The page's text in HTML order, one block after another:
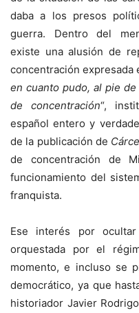
daba a los presos
guerra. Dentro del
existe una alusión de
concentración expresada
en cuanto pudo, al pie
de concentración“,
español entero y
de la publicación de
de concentración de
funcionamiento del
franquista.
Ese interés por
orquestada por el
momento, e incluso se
democrático, ya que
historiador Javier Rodrigo